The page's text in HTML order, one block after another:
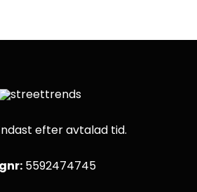
efter avtalad tid.
5592474745